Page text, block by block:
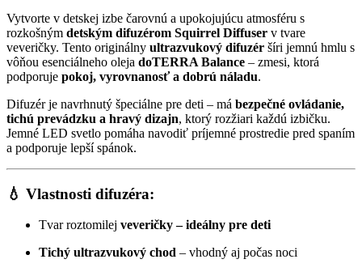
Vytvorte v detskej izbe čarovnú a upokojujúcu atmosféru s
rozkošným detským difuzérom Squirrel Diffuser v tvare
veveričky. Tento originálny ultrazvukový difuzér šíri jemnú hmlu s
vôňou esenciálneho oleja doTERRA Balance – zmesi, ktorá
podporuje pokoj, vyrovnanosť a dobrú náladu.
Difuzér je navrhnutý špeciálne pre deti – má bezpečné ovládanie,
tichú prevádzku a hravý dizajn, ktorý rozžiari každú izbičku.
Jemné LED svetlo pomáha navodiť príjemné prostredie pred spaním
a podporuje lepší spánok.
💧 Vlastnosti difuzéra:
Tvar roztomilej veveričky – ideálny pre deti
Tichý ultrazvukový chod – vhodný aj počas noci